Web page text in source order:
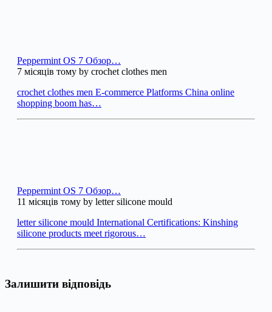
Peppermint OS 7 Обзор…
7 місяців тому by crochet clothes men
crochet clothes men E-commerce Platforms China online
shopping boom has…
Peppermint OS 7 Обзор…
11 місяців тому by letter silicone mould
letter silicone mould International Certifications: Kinshing
silicone products meet rigorous…
Залишити відповідь